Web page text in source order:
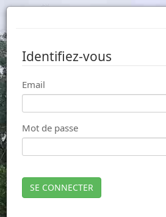
Identifiez-vous
Email
Mot de passe
SE CONNECTER